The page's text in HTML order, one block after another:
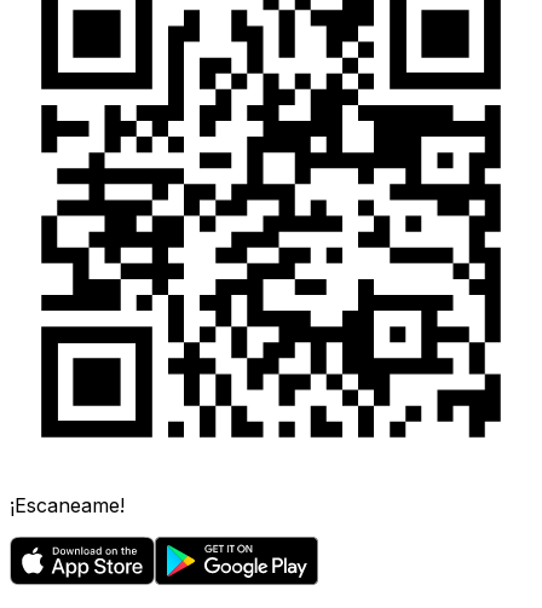
¡Escaneame!